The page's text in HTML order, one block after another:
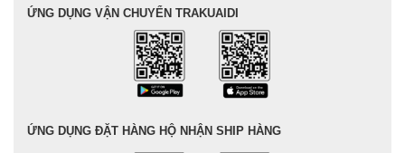
ỨNG DỤNG VẬN CHUYỂN TRAKUAIDI
ỨNG DỤNG ĐẶT HÀNG HỘ NHẬN SHIP HÀNG